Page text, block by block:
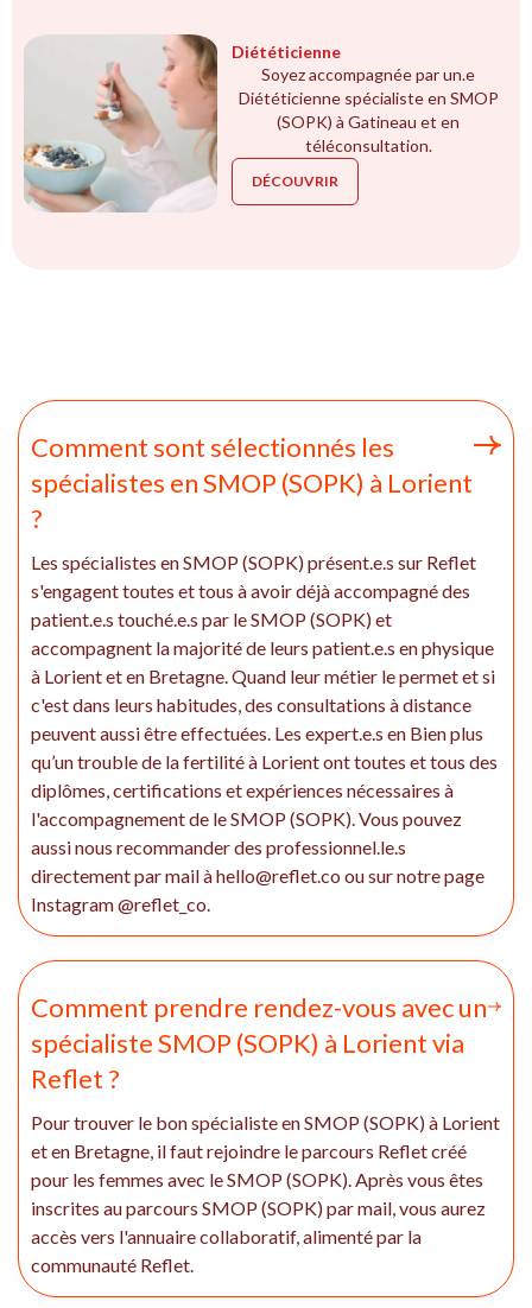
Diététicienne
Soyez accompagnée par un.e
Diététicienne spécialiste en SMOP
(SOPK) à Gatineau et en
téléconsultation.
DÉCOUVRIR
Comment sont sélectionnés les
spécialistes en SMOP (SOPK) à Lorient
?
Les spécialistes en SMOP (SOPK) présent.e.s sur Reflet
s'engagent toutes et tous à avoir déjà accompagné des
patient.e.s touché.e.s par le SMOP (SOPK) et
accompagnent la majorité de leurs patient.e.s en physique
à Lorient et en Bretagne. Quand leur métier le permet et si
c'est dans leurs habitudes, des consultations à distance
peuvent aussi être effectuées. Les expert.e.s en Bien plus
qu’un trouble de la fertilité à Lorient ont toutes et tous des
diplômes, certifications et expériences nécessaires à
l'accompagnement de le SMOP (SOPK). Vous pouvez
aussi nous recommander des professionnel.le.s
directement par mail à hello@reflet.co ou sur notre page
Instagram @reflet_co.
Comment prendre rendez-vous avec un
spécialiste SMOP (SOPK) à Lorient via
Reflet ?
Pour trouver le bon spécialiste en SMOP (SOPK) à Lorient
et en Bretagne, il faut rejoindre le parcours Reflet créé
pour les femmes avec le SMOP (SOPK). Après vous êtes
inscrites au parcours SMOP (SOPK) par mail, vous aurez
accès vers l'annuaire collaboratif, alimenté par la
communauté Reflet.